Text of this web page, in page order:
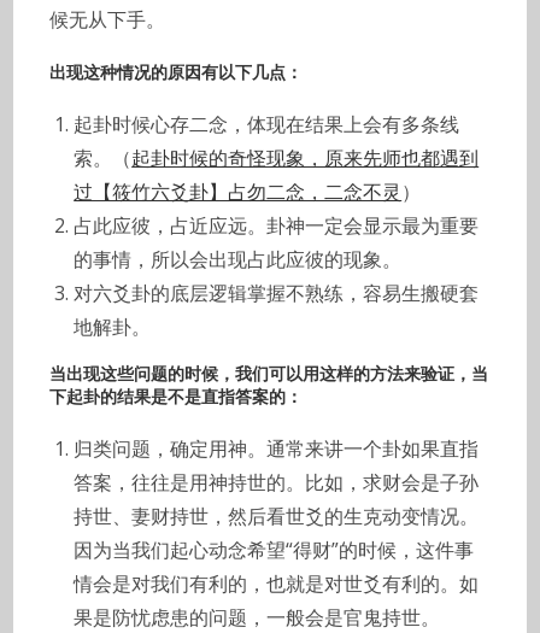
候无从下手。
出现这种情况的原因有以下几点：
起卦时候心存二念，体现在结果上会有多条线
索。（起卦时候的奇怪现象，原来先师也都遇到
过【筱竹六爻卦】占勿二念，二念不灵 ）
占此应彼，占近应远。卦神一定会显示最为重要
的事情，所以会出现占此应彼的现象。
对六爻卦的底层逻辑掌握不熟练，容易生搬硬套
地解卦。
当出现这些问题的时候，我们可以用这样的方法来验证，当
下起卦的结果是不是直指答案的：
归类问题，确定用神。通常来讲一个卦如果直指
答案，往往是用神持世的。比如，求财会是子孙
持世、妻财持世，然后看世爻的生克动变情况。
因为当我们起心动念希望“得财”的时候，这件事
情会是对我们有利的，也就是对世爻有利的。如
果是防忧虑患的问题，一般会是官鬼持世。